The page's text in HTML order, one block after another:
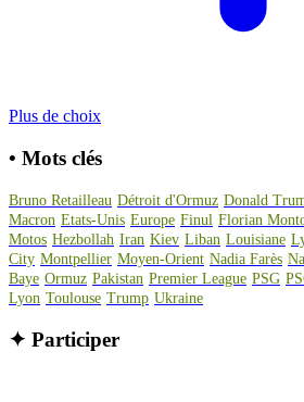
Plus de choix
• Mots clés
Bruno Retailleau Détroit d'Ormuz Donald
Macron Etats-Unis Europe Finul Florian
Motos Hezbollah Iran Kiev Liban Louisiane
City Montpellier Moyen-Orient Nadia Farès
Baye Ormuz Pakistan Premier League PSG
Lyon Toulouse Trump Ukraine
✦ Participer